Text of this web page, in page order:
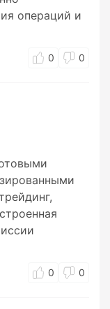
операций и
0 0
0 0